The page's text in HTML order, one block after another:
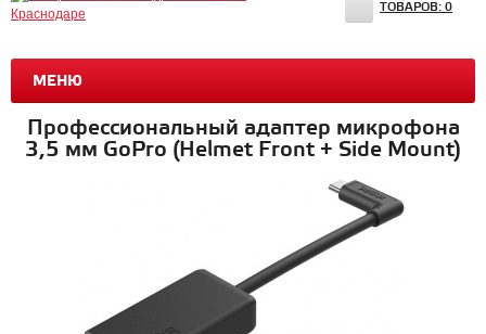
МЕНЮ
ТОВАРОВ: 0
Профессиональный адаптер микрофона
3,5 мм GoPro (Helmet Front + Side Mount)